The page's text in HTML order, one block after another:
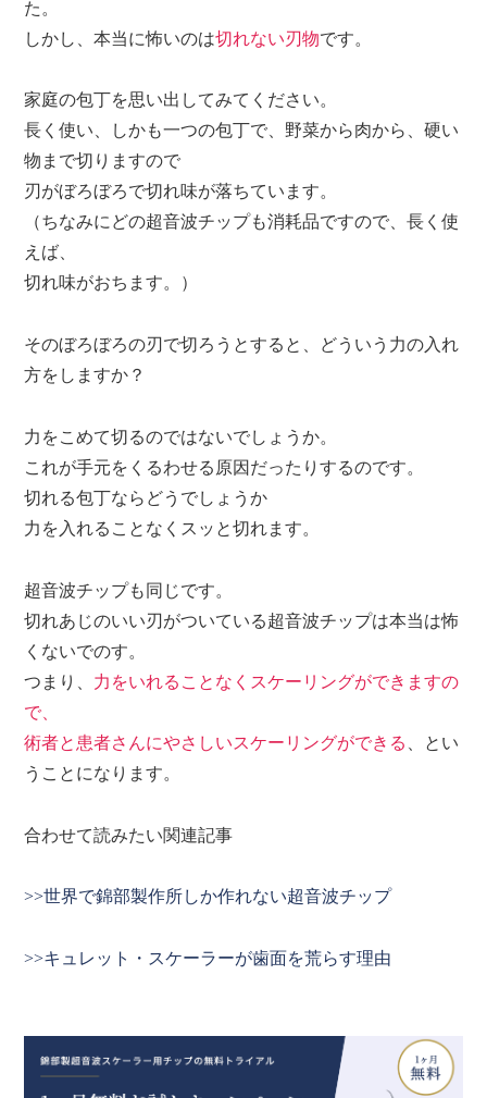
た。
しかし、本当に怖いのは切れない刃物です。
家庭の包丁を思い出してみてください。
長く使い、しかも一つの包丁で、野菜から肉から、硬い
物まで切りますので
刃がぼろぼろで切れ味が落ちています。
（ちなみにどの超音波チップも消耗品ですので、長く使
えば、
切れ味がおちます。）
そのぼろぼろの刃で切ろうとすると、どういう力の入れ
方をしますか？
力をこめて切るのではないでしょうか。
これが手元をくるわせる原因 だったりするのです。
切れる包丁ならどうでしょうか
力を入れることなくスッと切れます。
超音波チップも同じです。
切れあじのいい刃がついている超音波チップは本当は怖
くないでのす。
つまり、 力をいれることなくスケーリングができますの
で、
術者と患者さんにやさしいスケーリングができる
、とい
うことになります。
合わせて読みたい関連記事
>>世界で錦部製作所しか作れない超音波チップ
>>キュレット・スケーラーが歯面を荒らす理由